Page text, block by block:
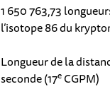
1 650 763,73
l’isotope 86 du
Longueur de la
seconde (17e CGPM)